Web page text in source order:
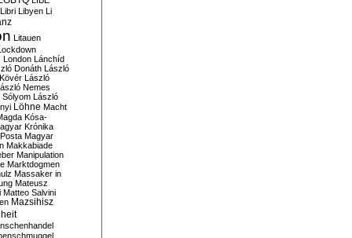
Libri Libyen Li
Litauen
London Lánchíd
Donáth László
László
Nemes
Sólyom László
Löhne Macht
Kósa-
Krónika
Magyar
Makkabiade
Manipulation
Marktdogmen
Massaker in
Mateusz
Matteo Salvini
Mazsihisz